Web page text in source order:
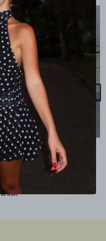
%100 KETEN SALAŞ GÖMLEK - Bej
₺ 2,099.99
₺ 1,469.99
örnek